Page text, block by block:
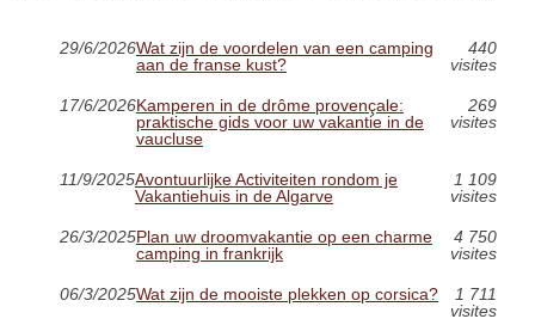
29/6/2026Wat zijn de voordelen van een camping
aan de franse kust?
440
visites
17/6/2026Kamperen in de drôme provençale:
praktische gids voor uw vakantie in de
vaucluse
269
visites
11/9/2025Avontuurlijke Activiteiten rondom je
Vakantiehuis in de Algarve
1 109
visites
26/3/2025Plan uw droomvakantie op een charme
camping in frankrijk
4 750
visites
06/3/2025Wat zijn de mooiste plekken op corsica?
1 711
visites